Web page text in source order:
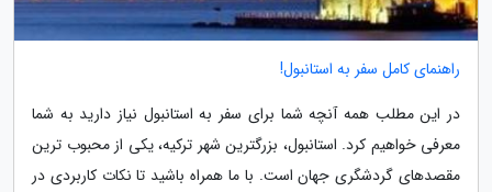
راهنمای کامل سفر به استانبول!
در این مطلب همه آنچه شما برای سفر به استانبول نیاز دارید به شما
معرفی خواهیم کرد. استانبول، بزرگترین شهر ترکیه، یکی از محبوب ترین
مقصدهای گردشگری جهان است. با ما همراه باشید تا نکات کاربردی در